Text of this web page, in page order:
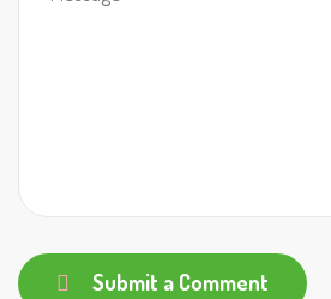
Submit a Comment